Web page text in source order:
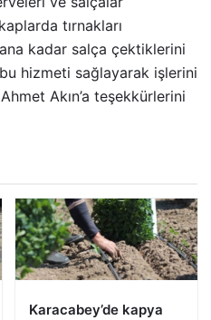
tırnakları
kadar salça çektiklerini
hizmeti sağlayarak işlerini
Akın’a teşekkürlerini
Karacabey’de kapya